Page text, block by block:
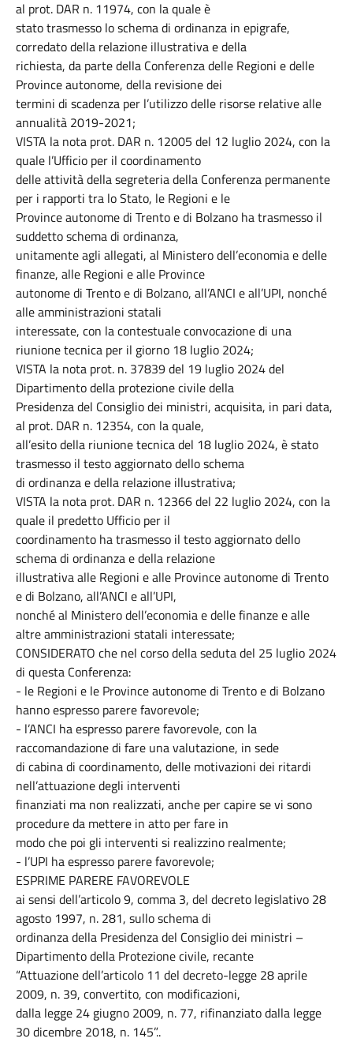
al prot. DAR n. 11974, con la quale è
stato trasmesso lo schema di ordinanza in epigrafe,
corredato della relazione illustrativa e della
richiesta, da parte della Conferenza delle Regioni e delle
Province autonome, della revisione dei
termini di scadenza per l’utilizzo delle risorse relative alle
annualità 2019-2021;
VISTA la nota prot. DAR n. 12005 del 12 luglio 2024, con la
quale l’Ufficio per il coordinamento
delle attività della segreteria della Conferenza permanente
per i rapporti tra lo Stato, le Regioni e le
Province autonome di Trento e di Bolzano ha trasmesso il
suddetto schema di ordinanza,
unitamente agli allegati, al Ministero dell’economia e delle
finanze, alle Regioni e alle Province
autonome di Trento e di Bolzano, all’ANCI e all’UPI, nonché
alle amministrazioni statali
interessate, con la contestuale convocazione di una
riunione tecnica per il giorno 18 luglio 2024;
VISTA la nota prot. n. 37839 del 19 luglio 2024 del
Dipartimento della protezione civile della
Presidenza del Consiglio dei ministri, acquisita, in pari data,
al prot. DAR n. 12354, con la quale,
all’esito della riunione tecnica del 18 luglio 2024, è stato
trasmesso il testo aggiornato dello schema
di ordinanza e della relazione illustrativa;
VISTA la nota prot. DAR n. 12366 del 22 luglio 2024, con la
quale il predetto Ufficio per il
coordinamento ha trasmesso il testo aggiornato dello
schema di ordinanza e della relazione
illustrativa alle Regioni e alle Province autonome di Trento
e di Bolzano, all’ANCI e all’UPI,
nonché al Ministero dell’economia e delle finanze e alle
altre amministrazioni statali interessate;
CONSIDERATO che nel corso della seduta del 25 luglio 2024
di questa Conferenza:
- le Regioni e le Province autonome di Trento e di Bolzano
hanno espresso parere favorevole;
- l’ANCI ha espresso parere favorevole, con la
raccomandazione di fare una valutazione, in sede
di cabina di coordinamento, delle motivazioni dei ritardi
nell’attuazione degli interventi
finanziati ma non realizzati, anche per capire se vi sono
procedure da mettere in atto per fare in
modo che poi gli interventi si realizzino realmente;
- l’UPI ha espresso parere favorevole;
ESPRIME PARERE FAVOREVOLE
ai sensi dell’articolo 9, comma 3, del decreto legislativo 28
agosto 1997, n. 281, sullo schema di
ordinanza della Presidenza del Consiglio dei ministri –
Dipartimento della Protezione civile, recante
“Attuazione dell’articolo 11 del decreto-legge 28 aprile
2009, n. 39, convertito, con modificazioni,
dalla legge 24 giugno 2009, n. 77, rifinanziato dalla legge
30 dicembre 2018, n. 145”..